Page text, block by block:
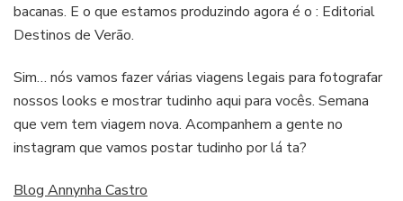
bacanas. E o que estamos produzindo agora é o : Editorial
Destinos de Verão.
Sim… nós vamos fazer várias viagens legais para fotografar
nossos looks e mostrar tudinho aqui para vocês. Semana
que vem tem viagem nova. Acompanhem a gente no
instagram que vamos postar tudinho por lá ta?
Blog Annynha Castro